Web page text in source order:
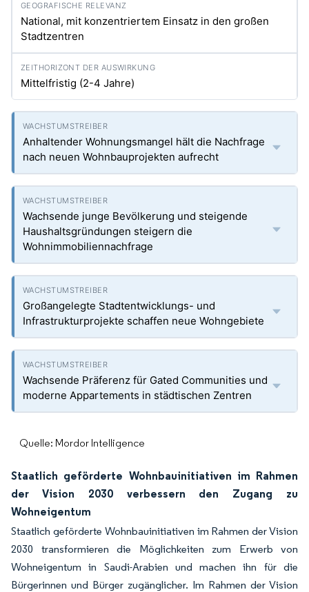
National, mit konzentriertem Einsatz in den großen
Stadtzentren
Mittelfristig (2-4 Jahre)
Anhaltender Wohnungsmangel hält die Nachfrage
nach neuen Wohnbauprojekten aufrecht
Wachsende junge Bevölkerung und steigende
Haushaltsgründungen steigern die
Wohnimmobiliennachfrage
Großangelegte Stadtentwicklungs- und
Infrastrukturprojekte schaffen neue Wohngebiete
Wachsende Präferenz für Gated Communities und
moderne Appartements in städtischen Zentren
Quelle: Mordor Intelligence
Staatlich geförderte Wohnbauinitiativen im Rahmen
der Vision 2030 verbessern den Zugang zu
Wohneigentum
Staatlich geförderte Wohnbauinitiativen im Rahmen der Vision
2030 transformieren die Möglichkeiten zum Erwerb von
Wohneigentum in Saudi-Arabien und machen ihn für die
Bürgerinnen und Bürger zugänglicher. Im Rahmen der Vision